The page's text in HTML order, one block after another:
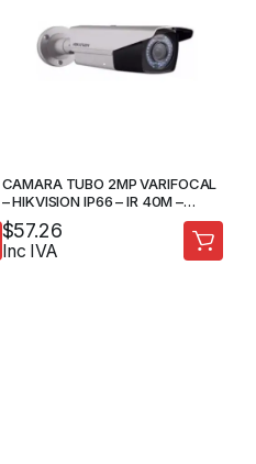
CAMARA TUBO 2MP VARIFOCAL
– HIKVISION IP66 – IR 40M –
CAMARA DE SEGURIDAD
$57.26
Inc IVA